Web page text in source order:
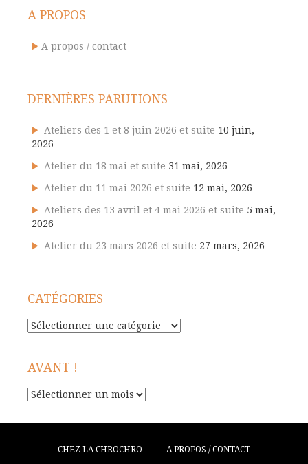
A PROPOS
A propos / contact
DERNIÈRES PARUTIONS
Ateliers des 1 et 8 juin 2026 et suite 10 juin,
2026
Atelier du 18 mai et suite 31 mai, 2026
Atelier du 11 mai 2026 et suite 12 mai, 2026
Ateliers des 13 avril et 4 mai 2026 et suite 5 mai,
2026
Atelier du 23 mars 2026 et suite 27 mars, 2026
CATÉGORIES
Catégories
AVANT !
Avant
CHEZ LA CHROCHRO A PROPOS / CONTACT